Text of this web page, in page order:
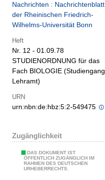
Nachrichten : Nachrichtenblatt
der Rheinischen Friedrich-
Wilhelms-Universität Bonn
Heft
Nr. 12 - 01.09.78
STUDIENORDNUNG für das
Fach BIOLOGIE (Studiengang
Lehramt)
URN
urn:nbn:de:hbz:5:2-549475
Zugänglichkeit
DAS DOKUMENT IST
ÖFFENTLICH ZUGÄNGLICH IM
RAHMEN DES DEUTSCHEN
URHEBERRECHTS.